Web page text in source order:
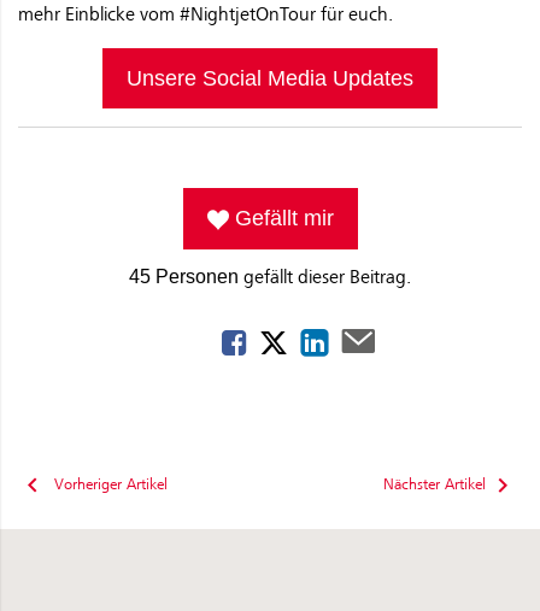
mehr Einblicke vom #NightjetOnTour für euch.
Unsere Social Media Updates
Gefällt mir
45 Personen gefällt dieser Beitrag.
Vorheriger Artikel Nächster Artikel